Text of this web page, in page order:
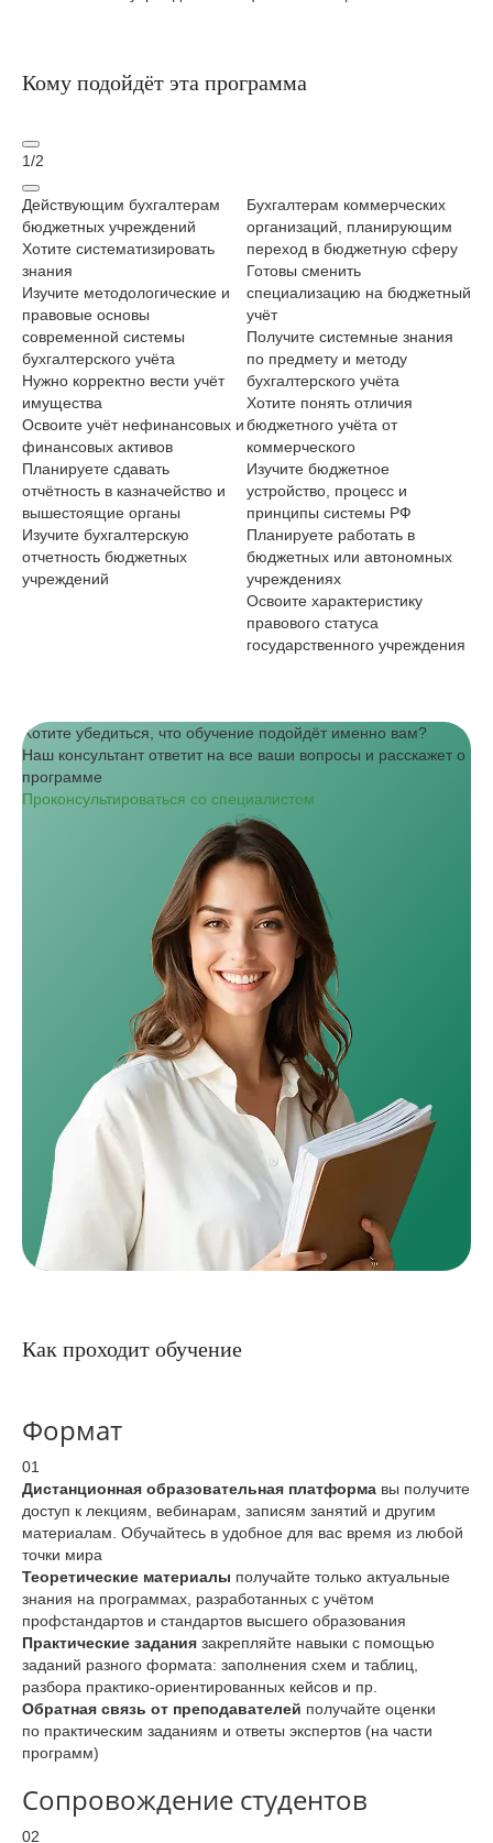
Кому подойдёт эта программа
1/2
Действующим бухгалтерам
бюджетных учреждений
Хотите систематизировать
знания
Изучите методологические и
правовые основы
современной системы
бухгалтерского учёта
Нужно корректно вести учёт
имущества
Освоите учёт нефинансовых и
финансовых активов
Планируете сдавать
отчётность в казначейство и
вышестоящие органы
Изучите бухгалтерскую
отчетность бюджетных
учреждений
Бухгалтерам коммерческих
организаций, планирующим
переход в бюджетную сферу
Готовы сменить
специализацию на бюджетный
учёт
Получите системные знания
по предмету и методу
бухгалтерского учёта
Хотите понять отличия
бюджетного учёта от
коммерческого
Изучите бюджетное
устройство, процесс и
принципы системы РФ
Планируете работать в
бюджетных или автономных
учреждениях
Освоите характеристику
правового статуса
государственного учреждения
Хотите убедиться, что обучение подойдёт именно вам?
Наш консультант ответит на все ваши вопросы и расскажет о
программе
Проконсультироваться со специалистом
Как проходит обучение
Формат
01
Дистанционная образовательная платформа вы получите
доступ к лекциям, вебинарам, записям занятий и другим
материалам. Обучайтесь в удобное для вас время из любой
точки мира
Теоретические материалы получайте только актуальные
знания на программах, разработанных с учётом
профстандартов и стандартов высшего образования
Практические задания закрепляйте навыки с помощью
заданий разного формата: заполнения схем и таблиц,
разбора практико-ориентированных кейсов и пр.
Обратная связь от преподавателей получайте оценки
по практическим заданиям и ответы экспертов (на части
программ)
Сопровождение студентов
02